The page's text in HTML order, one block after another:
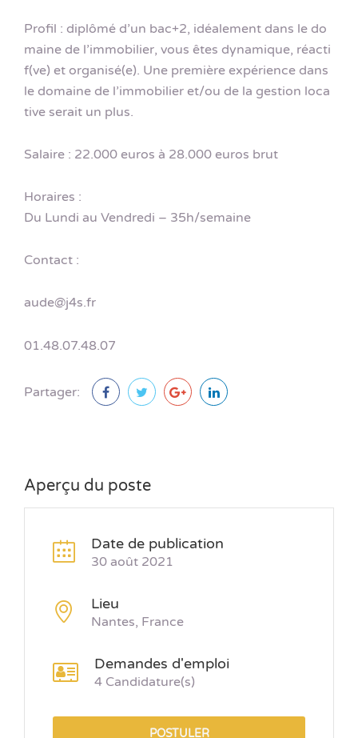
Profil : diplômé d’un bac+2, idéalement dans le do
maine de l’immobilier, vous êtes dynamique, réacti
f(ve) et organisé(e). Une première expérience dans
le domaine de l’immobilier et/ou de la gestion loca
tive serait un plus.
Salaire : 22.000 euros à 28.000 euros brut
Horaires :
Du Lundi au Vendredi – 35h/semaine
Contact :
aude@j4s.fr
01.48.07.48.07
Partager:
Aperçu du poste
Date de publication
30 août 2021
Lieu
Nantes, France
Demandes d'emploi
4 Candidature(s)
POSTULER